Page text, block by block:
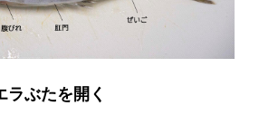
ラぶたを開く